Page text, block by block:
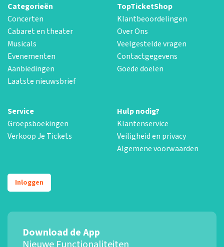
Categorieën
Concerten
Cabaret en theater
Musicals
Evenementen
Aanbiedingen
Laatste nieuwsbrief
TopTicketShop
Klantbeoordelingen
Over Ons
Veelgestelde vragen
Contactgegevens
Goede doelen
Service
Groepsboekingen
Verkoop Je Tickets
Hulp nodig?
Klantenservice
Veiligheid en privacy
Algemene voorwaarden
Inloggen
Download de App